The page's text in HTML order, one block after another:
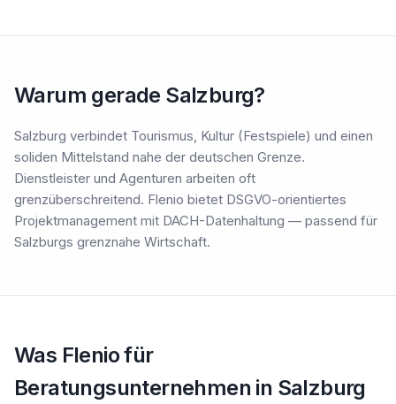
Warum gerade Salzburg?
Salzburg verbindet Tourismus, Kultur (Festspiele) und einen
soliden Mittelstand nahe der deutschen Grenze.
Dienstleister und Agenturen arbeiten oft
grenzüberschreitend. Flenio bietet DSGVO-orientiertes
Projektmanagement mit DACH-Datenhaltung — passend für
Salzburgs grenznahe Wirtschaft.
Was Flenio für
Beratungsunternehmen in Salzburg